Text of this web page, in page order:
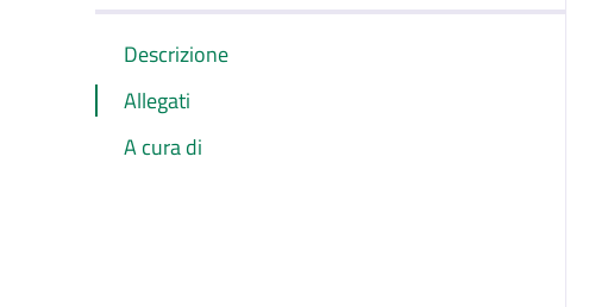
Descrizione
Allegati
A cura di